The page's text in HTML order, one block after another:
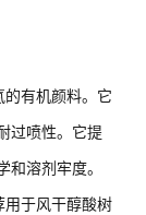
有机颜料。它
过喷性。它提
溶剂牢度。
用于风干醇酸树